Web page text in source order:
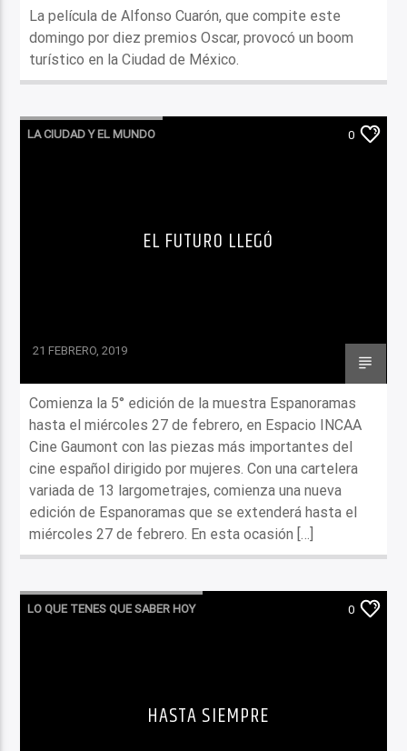
La película de Alfonso Cuarón, que compite este
domingo por diez premios Oscar, provocó un boom
turístico en la Ciudad de México.
LA CIUDAD Y EL MUNDO 0
EL FUTURO LLEGÓ
21 FEBRERO, 2019
Comienza la 5° edición de la muestra Espanoramas
hasta el miércoles 27 de febrero, en Espacio INCAA
Cine Gaumont con las piezas más importantes del
cine español dirigido por mujeres. Con una cartelera
variada de 13 largometrajes, comienza una nueva
edición de Espanoramas que se extenderá hasta el
miércoles 27 de febrero. En esta ocasión […]
LO QUE TENES QUE SABER HOY 0
HASTA SIEMPRE